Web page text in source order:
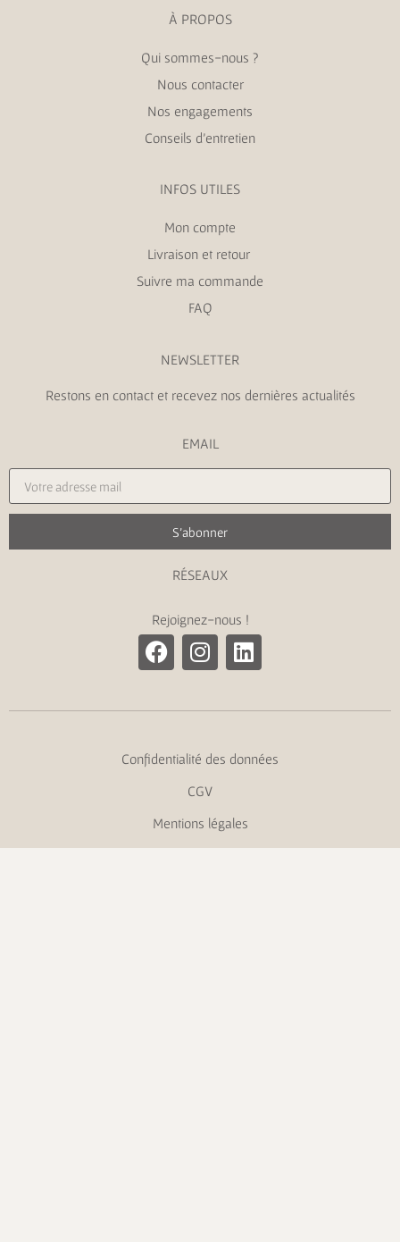
À PROPOS
Qui sommes-nous ?
Nous contacter
Nos engagements
Conseils d’entretien
INFOS UTILES
Mon compte
Livraison et retour
Suivre ma commande
FAQ
NEWSLETTER
Restons en contact et recevez nos dernières actualités
EMAIL
S'abonner
RÉSEAUX
Rejoignez-nous !
Confidentialité des données
CGV
Mentions légales